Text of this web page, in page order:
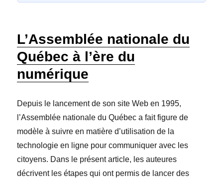
L’Assemblée nationale du
Québec à l’ère du
numérique
Depuis le lancement de son site Web en 1995,
l’Assemblée nationale du Québec a fait figure de
modèle à suivre en matière d’utilisation de la
technologie en ligne pour communiquer avec les
citoyens. Dans le présent article, les auteures
décrivent les étapes qui ont permis de lancer des